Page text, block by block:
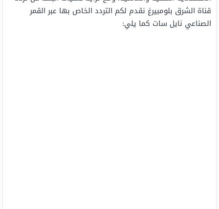
قناة الشرق بلومبيرغ نقدم لكم التردد الخاص بها عبر القمر
الصناعي نايل سات كما يلي: